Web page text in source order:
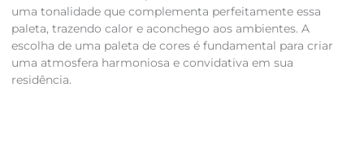
uma tonalidade que complementa perfeitamente essa
paleta, trazendo calor e aconchego aos ambientes. A
escolha de uma paleta de cores é fundamental para criar
uma atmosfera harmoniosa e convidativa em sua
residência.